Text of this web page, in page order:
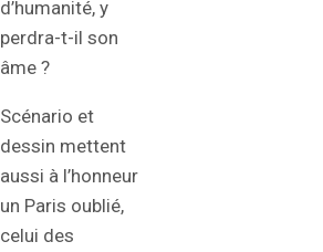
d’humanité, y
perdra-t-il son
âme ?
Scénario et
dessin mettent
aussi à l’honneur
un Paris oublié,
celui des